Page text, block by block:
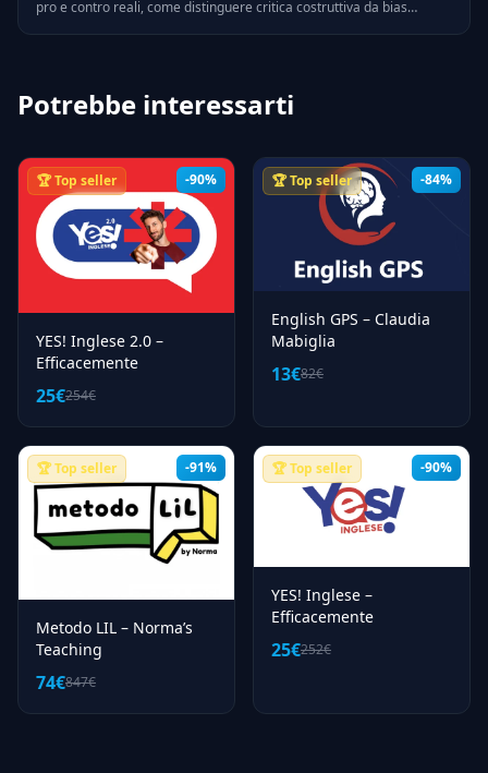
pro e contro reali, come distinguere critica costruttiva da bias
Potrebbe interessarti
-90%
🏆 Top seller
YES! Inglese 2.0 –
Efficacemente
25€254€
-84%
🏆 Top seller
English GPS – Claudia
Mabiglia
13€82€
-91%
🏆 Top seller
Metodo LIL – Norma’s
Teaching
74€847€
-90%
🏆 Top seller
YES! Inglese –
Efficacemente
25€252€